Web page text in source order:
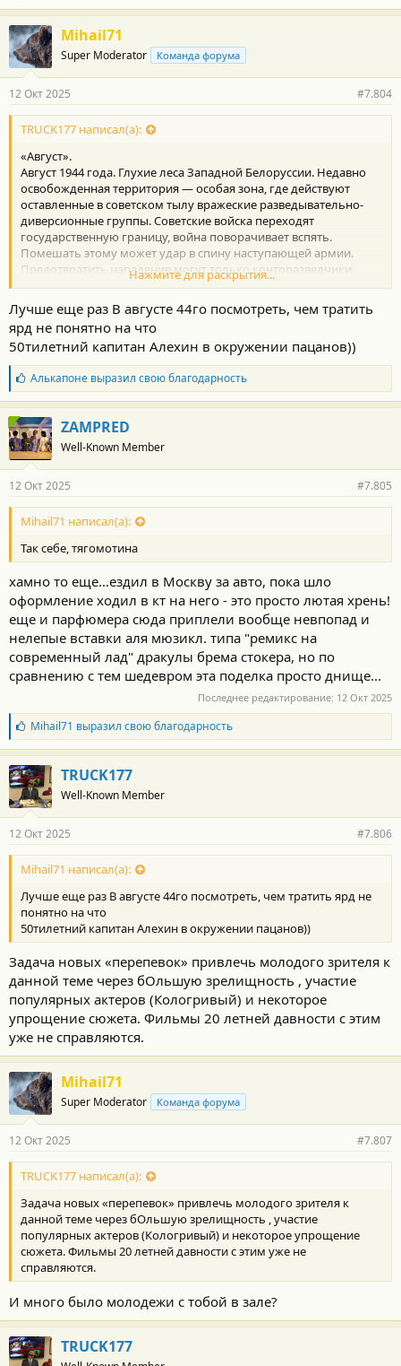
Mihail71
Super Moderator Команда форума
12 Окт 2025 #7.804
TRUCK177 написал(а):
«Август».
Август 1944 года. Глухие леса Западной Белоруссии. Недавно
освобожденная территория — особая зона, где действуют
оставленные в советском тылу вражеские разведывательно-
диверсионные группы. Советские войска переходят
государственную границу, война поворачивает вспять.
Помешать этому может удар в спину наступающей армии.
Предотвратить нападение могут только контрразведчики
СМЕРШ.
Очередная экранизация романа Богомолова «Момент
истины».
Безруков и Кологривый против Миронова и Галкина в релизе
2001г «В августе 44-го».
Годный фильм для семейного просмотра на большом экране.
Нажмите для раскрытия...
Лучше еще раз В августе 44го посмотреть, чем тратить
ярд не понятно на что
50тилетний капитан Алехин в окружении пацанов))
Б
л
а
г
о
д
а
н
о
с
и
:
Алькапоневыразил свою благодарность
ZAMPRED
Well-Known Member
12 Окт 2025 #7.805
Mihail71 написал(а):
Так себе, тягомотина
хамно то еще...ездил в Москву за авто, пока шло
оформление ходил в кт на него - это просто лютая хрень!
еще и парфюмера сюда приплели вообще невпопад и
нелепые вставки аля мюзикл. типа "ремикс на
современный лад" дракулы брема стокера, но по
сравнению с тем шедевром эта поделка просто днище...
Последнее редактирование: 12 Окт 2025
Б
л
а
г
о
д
а
н
о
с
и
:
Mihail71 выразил свою благодарность
TRUCK177
Well-Known Member
12 Окт 2025 #7.806
Mihail71 написал(а):
Лучше еще раз В августе 44го посмотреть, чем тратить ярд не
понятно на что
50тилетний капитан Алехин в окружении пацанов))
Задача новых «перепевок» привлечь молодого зрителя к
данной теме через бОльшую зрелищность , участие
популярных актеров (Кологривый) и некоторое
упрощение сюжета. Фильмы 20 летней давности с этим
уже не справляются.
Mihail71
Super Moderator Команда форума
12 Окт 2025 #7.807
TRUCK177 написал(а):
Задача новых «перепевок» привлечь молодого зрителя к
данной теме через бОльшую зрелищность , участие
популярных актеров (Кологривый) и некоторое упрощение
сюжета. Фильмы 20 летней давности с этим уже не
справляются.
И много было молодежи с тобой в зале?
TRUCK177